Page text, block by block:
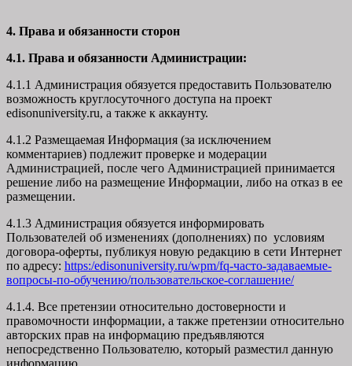
4. Права и обязанности сторон
4.1. Права и обязанности Администрации:
4.1.1 Администрация обязуется предоставить Пользователю
возможность круглосуточного доступа на проект
edisonuniversity.ru, а также к аккаунту.
4.1.2 Размещаемая Информация (за исключением
комментариев) подлежит проверке и модерации
Администрацией, после чего Администрацией принимается
решение либо на размещение Информации, либо на отказ в ее
размещении.
4.1.3 Администрация обязуется информировать
Пользователей об изменениях (дополнениях) по условиям
договора-оферты, публикуя новую редакцию в сети Интернет
по адресу: https:/edisonuniversity.ru/wpm/fq-часто-задаваемые-
вопросы-по-обучению/пользовательское-соглашение/
4.1.4. Все претензии относительно достоверности и
правомочности информации, а также претензии относительно
авторских прав на информацию предъявляются
непосредственно Пользователю, который разместил данную
информацию.